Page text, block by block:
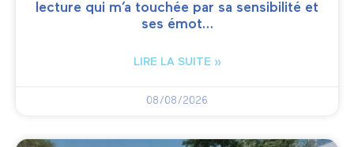
lecture qui m’a touchée par sa sensibilité et
ses émot…
LIRE LA SUITE »
08/08/2026